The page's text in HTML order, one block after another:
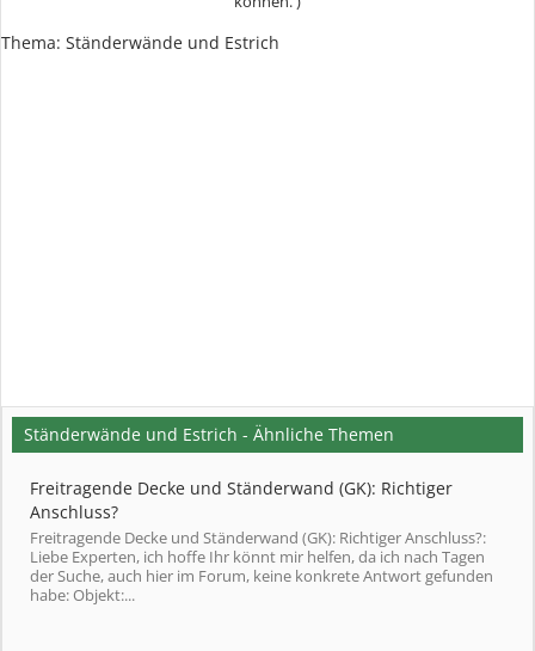
Thema: Ständerwände und Estrich
Ständerwände und Estrich - Ähnliche Themen
Freitragende Decke und Ständerwand (GK): Richtiger
Anschluss?
Freitragende Decke und Ständerwand (GK): Richtiger Anschluss?:
Liebe Experten, ich hoffe Ihr könnt mir helfen, da ich nach Tagen
der Suche, auch hier im Forum, keine konkrete Antwort gefunden
habe: Objekt:...